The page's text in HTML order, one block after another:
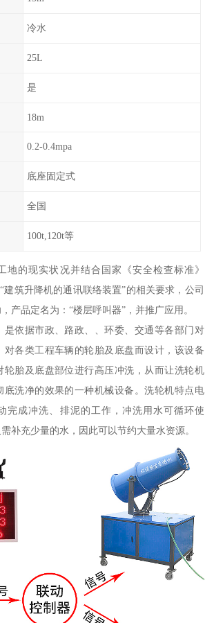
冷水
25L
是
18m
0.2-0.4mpa
底座固定式
全国
100t,120t等
地的现实状况并结合国家《安全检查标准》
“建筑升降机的通讯联络装置”的相关要求，公司
产品定名为：“楼层呼叫器”，并推广应用。
是依据市政、路政、、环委、交通等各部门对
对各类工程车辆的轮胎及底盘而设计，该设备
轮胎及底盘部位进行高压冲洗，从而让洗轮机
底洗净的效果的一种机械设备。洗轮机特点电
完成冲洗、排泥的工作，冲洗用水可循环使
补充少量的水，因此可以节约大量水资源。